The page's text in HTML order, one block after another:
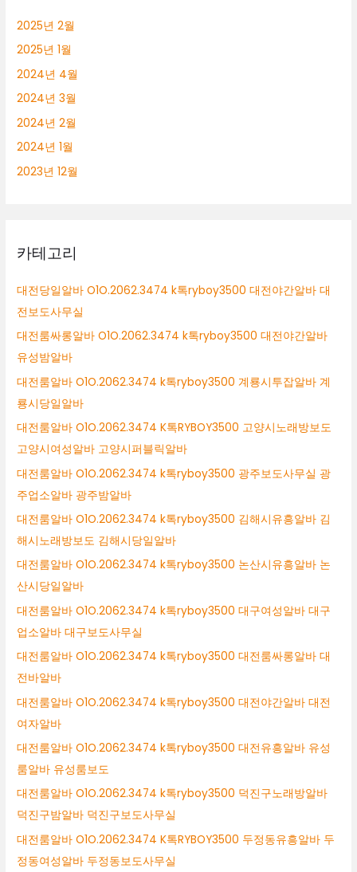
2025년 2월
2025년 1월
2024년 4월
2024년 3월
2024년 2월
2024년 1월
2023년 12월
카테고리
대전당일알바 O1O.2062.3474 k톡ryboy3500 대전야간알바 대
전보도사무실
대전룸싸롱알바 O1O.2062.3474 k톡ryboy3500 대전야간알바
유성밤알바
대전룸알바 O1O.2062.3474 k톡ryboy3500 계룡시투잡알바 계
룡시당일알바
대전룸알바 O1O.2062.3474 K톡RYBOY3500 고양시노래방보도
고양시여성알바 고양시퍼블릭알바
대전룸알바 O1O.2062.3474 k톡ryboy3500 광주보도사무실 광
주업소알바 광주밤알바
대전룸알바 O1O.2062.3474 k톡ryboy3500 김해시유흥알바 김
해시노래방보도 김해시당일알바
대전룸알바 O1O.2062.3474 k톡ryboy3500 논산시유흥알바 논
산시당일알바
대전룸알바 O1O.2062.3474 k톡ryboy3500 대구여성알바 대구
업소알바 대구보도사무실
대전룸알바 O1O.2062.3474 k톡ryboy3500 대전룸싸롱알바 대
전바알바
대전룸알바 O1O.2062.3474 k톡ryboy3500 대전야간알바 대전
여자알바
대전룸알바 O1O.2062.3474 k톡ryboy3500 대전유흥알바 유성
룸알바 유성룸보도
대전룸알바 O1O.2062.3474 k톡ryboy3500 덕진구노래방알바
덕진구밤알바 덕진구보도사무실
대전룸알바 O1O.2062.3474 K톡RYBOY3500 두정동유흥알바 두
정동여성알바 두정동보도사무실